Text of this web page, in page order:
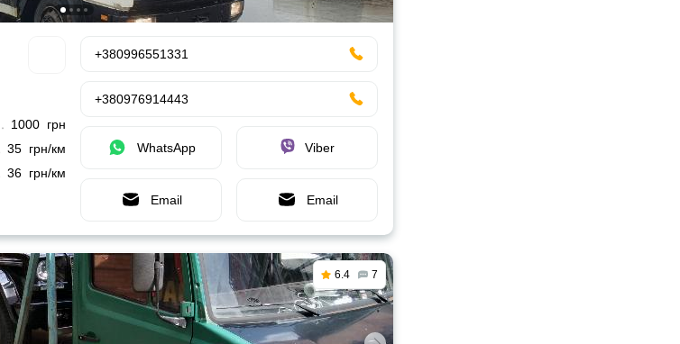
1000 грн
35 грн/км
36 грн/км
+380996551331
+380976914443
WhatsApp Viber
Email Email
6.4 7